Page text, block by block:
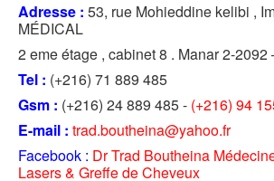
Adresse : 53, rue Mohieddine kelibi ,
MÉDICAL
2 eme étage , cabinet 8 . Manar 2-2092
Tel : (+216) 71 889 485
Gsm : (+216) 24 889 485 - (+216) 94
E-mail : trad.boutheina@yahoo.fr
Facebook : Dr Trad Boutheina
Lasers & Greffe de Cheveux